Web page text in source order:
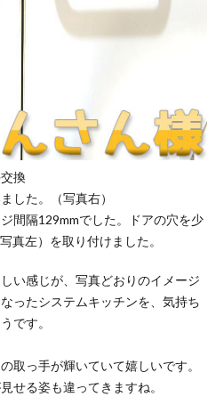
換
した。（写真右）
間隔129mmでした。ドアの穴を少
真左）を取り付けました。
い感じが、写真どおりのイメージ
ったシステムキッチンを、気持ち
です。
取っ手が輝いていて嬉しいです。
せる姿も違ってきますね。